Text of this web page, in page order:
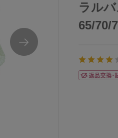
ラル
65/70/